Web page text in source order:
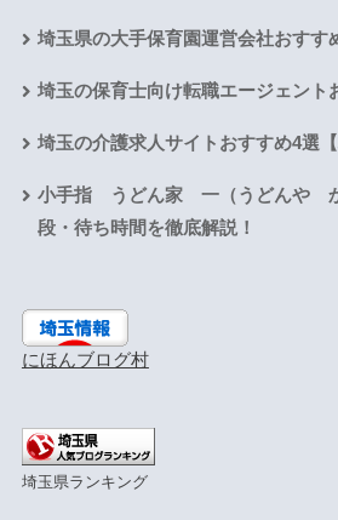
埼玉県の大手保育園運営会社おすす
埼玉の保育士向け転職エージェント
埼玉の介護求人サイトおすすめ4選【
小手指 うどん家 一（うどんや
段・待ち時間を徹底解説！
にほんブログ村
埼玉県ランキング